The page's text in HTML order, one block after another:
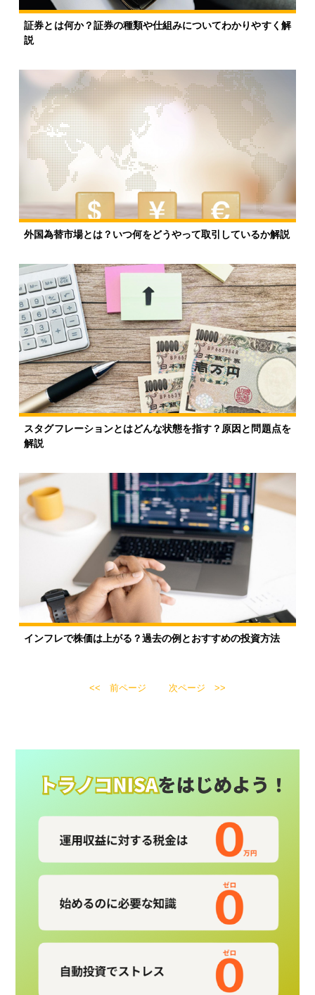
証券とは何か？証券の種類や仕組みについてわかりやすく解
説
外国為替市場とは？いつ何をどうやって取引しているか解説
スタグフレーションとはどんな状態を指す？原因と問題点を
解説
インフレで株価は上がる？過去の例とおすすめの投資方法
前ページ 次ページ